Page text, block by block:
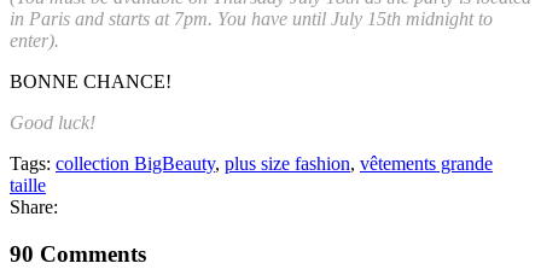
in Paris and starts at 7pm. You have until July 15th midnight to
enter).
BONNE CHANCE!
Good luck!
Tags: collection BigBeauty, plus size fashion, vêtements grande
taille
Share:
90 Comments